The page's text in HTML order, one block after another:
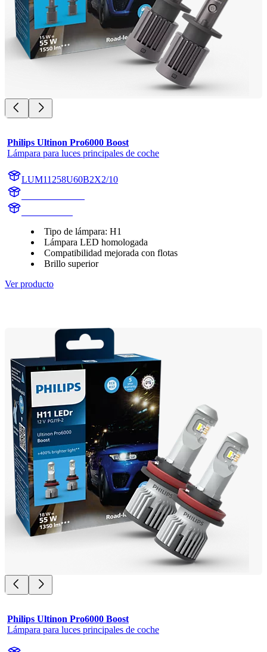
Philips Ultinon Pro6000 Boost
Lámpara para luces principales de coche
LUM11258U60B2X2/10
Tipo de lámpara: H1
Lámpara LED homologada
Compatibilidad mejorada con flotas
Brillo superior
Ver producto
Philips Ultinon Pro6000 Boost
Lámpara para luces principales de coche